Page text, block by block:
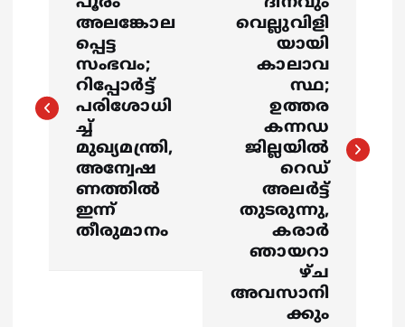
t
അലങ്കോല
പ്പെട്ട
സംഭവം;
റിപ്പോർട്ട്
പരിശോധി
ച്ച്
മുഖ്യമന്ത്രി,
അന്വേഷ
ണത്തിൽ
ഇന്ന്
തീരുമാനം
വെല്ലുവിളി
യായി
കാലാവ
സ്ഥ;
ഉത്തര
കന്നഡ
ജില്ലയിൽ
റെഡ്
അലർട്ട്
തുടരുന്നു,
കരാർ
ഞായറാ
ഴ്ച
അവസാനി
ക്കും